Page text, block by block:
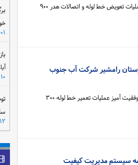
مدیر امور آبرسانی مرغزار، رامشیر و امیدیه خبر از اجرای عملیات تعویض خط لوله و اتصالات هدر ۹۰۰
آبرسانی شهرستان رامشیر شرکت آب جنوب
مدیر امور آبرسانی مرغزار ، رامشیر و امیدیه خبر از اجرای موفقیت آمیز عملیات تعمیر خط لوله ۳۰۰
سیستم مدیریت کیفیت
۰۱ اسفند ۱۳۹۷
۱۰ اسفند ۱۳۹۷
۱۲ اسفند ۱۳۹۹